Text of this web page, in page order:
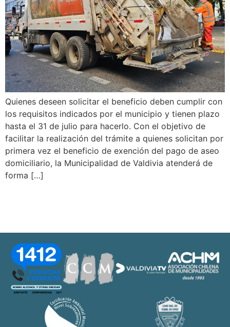
Quienes deseen solicitar el beneficio deben cumplir con
los requisitos indicados por el municipio y tienen plazo
hasta el 31 de julio para hacerlo. Con el objetivo de
facilitar la realización del trámite a quienes solicitan por
primera vez el beneficio de exención del pago de aseo
domiciliario, la Municipalidad de Valdivia atenderá de
forma […]